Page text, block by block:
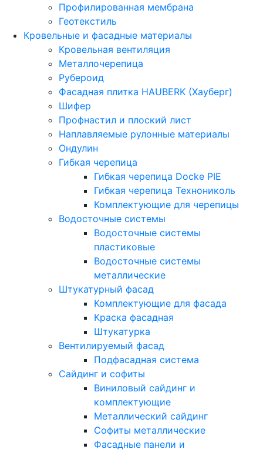
Профилированная мембрана
Геотекстиль
Кровельные и фасадные материалы
Кровельная вентиляция
Металлочерепица
Рубероид
Фасадная плитка HAUBERK (Хауберг)
Шифер
Профнастил и плоский лист
Наплавляемые рулонные материалы
Ондулин
Гибкая черепица
Гибкая черепица Docke PIE
Гибкая черепица Технониколь
Комплектующие для черепицы
Водосточные системы
Водосточные системы
пластиковые
Водосточные системы
металлические
Штукатурный фасад
Комплектующие для фасада
Краска фасадная
Штукатурка
Вентилируемый фасад
Подфасадная система
Сайдинг и софиты
Виниловый сайдинг и
комплектующие
Металлический сайдинг
Софиты металлические
Фасадные панели и